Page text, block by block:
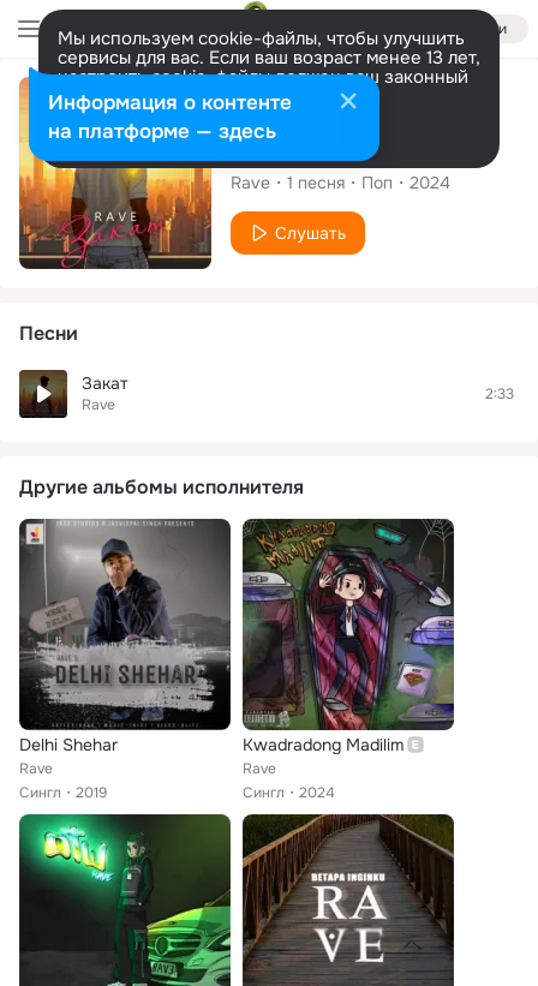
Войти
Мы используем cookie-файлы, чтобы улучшить
сервисы для вас. Если ваш возраст менее 13 лет,
настроить cookie-файлы должен ваш законный
представитель. Больше информации
Разрешить все Настроить
Сингл
Закат
Rave 1 песня Поп 2024
Слушать
Песни
Закат
Rave
2:33
Другие альбомы исполнителя
Delhi Shehar
Rave
Сингл
2019
Kwadradong Madilim
Rave
Сингл
2024
Информация о контенте
на платформе — здесь